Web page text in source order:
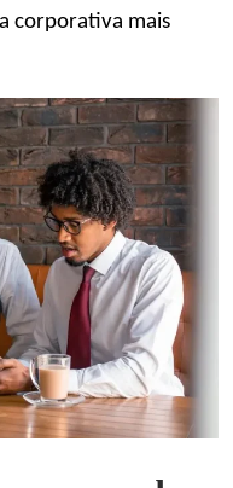
corporativa mais